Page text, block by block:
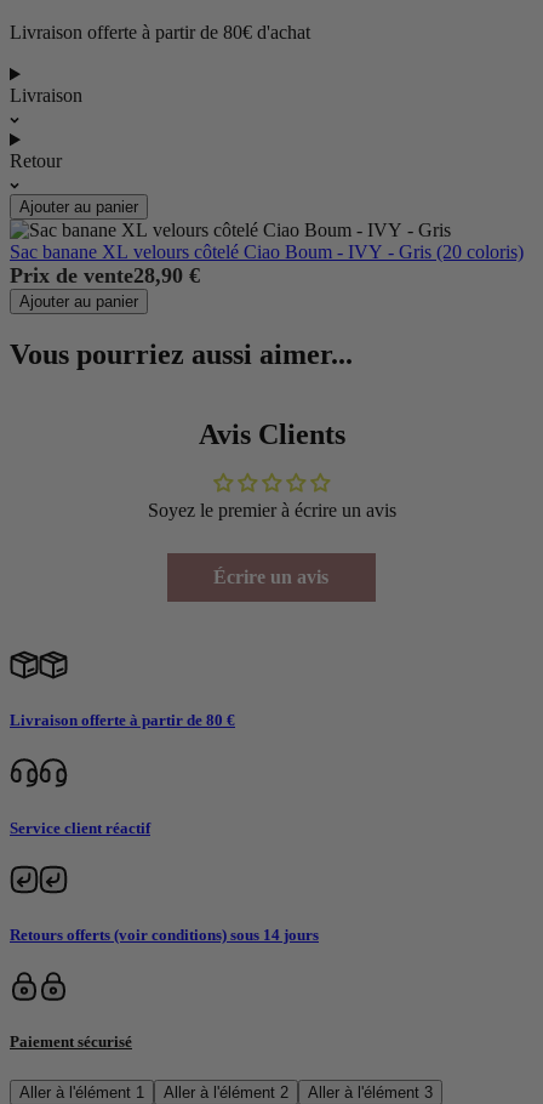
Livraison offerte à partir de 80€ d'achat
Livraison
Retour
Ajouter au panier
Sac banane XL velours côtelé Ciao Boum - IVY - Gris (20 coloris)
Prix de vente28,90 €
Ajouter au panier
Vous pourriez aussi aimer...
Avis Clients
Soyez le premier à écrire un avis
Écrire un avis
Livraison offerte à partir de 80 €
Service client réactif
Retours offerts (voir conditions) sous 14 jours
Paiement sécurisé
Aller à l'élément 1 Aller à l'élément 2
Aller à l'élément 3